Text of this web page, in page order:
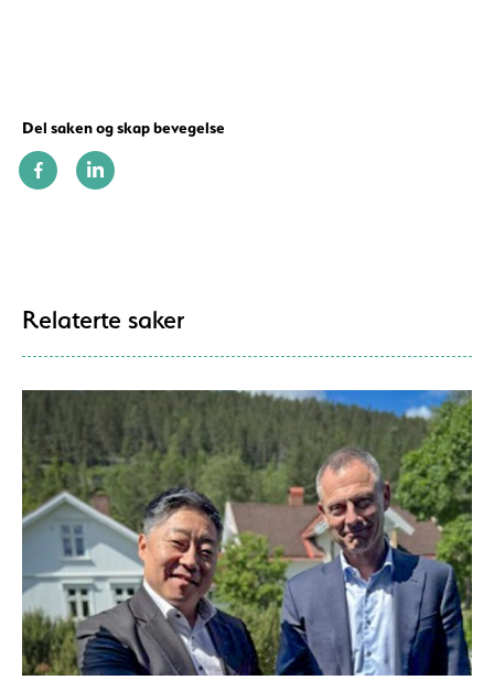
Del saken og skap bevegelse
Relaterte saker